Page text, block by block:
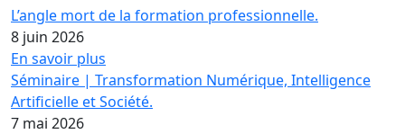
L’angle mort de la formation professionnelle.
8 juin 2026
En savoir plus
Séminaire | Transformation Numérique, Intelligence
Artificielle et Société.
7 mai 2026